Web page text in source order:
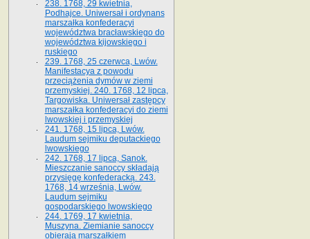
238. 1768, 29 kwietnia,
Podhajce. Uniwersał i ordynans
marszałka konfederacyi
województwa bracławskiego do
wo­jewództwa kijowskiego i
ruskiego
239. 1768, 25 czerwca, Lwów.
Manifestacya z powodu
przeciążenia dymów w ziemi
przemyskiej. 240. 1768, 12 lipca,
Targowiska. Uniwersał zastępcy
marszałka konfederacyi do ziemi
lwowskiej i przemyskiej
241. 1768, 15 lipca, Lwów.
Laudum sejmiku deputackiego
lwowskiego
242. 1768, 17 lipca, Sanok.
Mieszczanie sanoccy składają
przysięgę konfederacką. 243.
1768, 14 września, Lwów.
Laudum sejmiku
gospodarskiego lwowskiego
244. 1769, 17 kwietnia,
Muszyna. Ziemianie sanoccy
obierają marszałkiem